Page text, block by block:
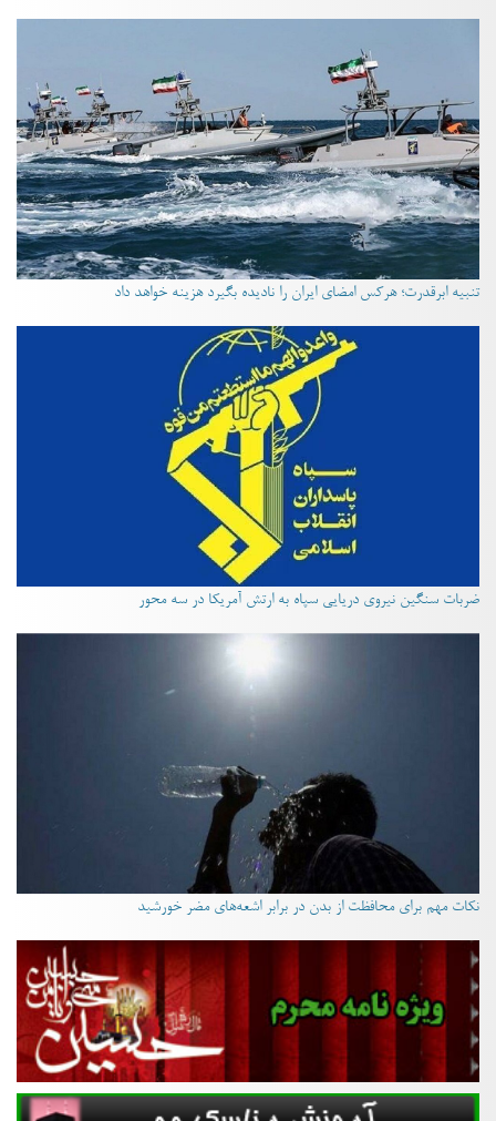
تنبیه ابرقدرت؛ هرکس امضای ایران را نادیده بگیرد هزینه خواهد داد
ضربات سنگین نیروی دریایی سپاه به ارتش آمریکا در سه محور
نکات مهم برای محافظت از بدن در برابر اشعه‌های مضر خورشید